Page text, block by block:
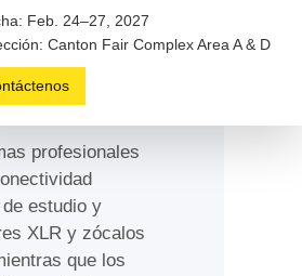
profesionales
estudio y
XLR y zócalos
que los
Feb. 24–27, 2027
Canton Fair Complex Area A & D